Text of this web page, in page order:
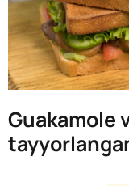
Guakamole